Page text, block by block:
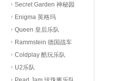
Secret Garden 神秘园
Enigma 英格玛
Queen 皇后乐队
Rammstein 德国战车
Coldplay 酷玩乐队
U2乐队